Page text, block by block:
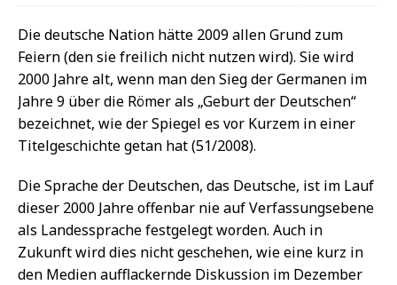
Die deutsche Nation hätte 2009 allen Grund zum
Feiern (den sie freilich nicht nutzen wird). Sie wird
2000 Jahre alt, wenn man den Sieg der Germanen im
Jahre 9 über die Römer als „Geburt der Deutschen“
bezeichnet, wie der Spiegel es vor Kurzem in einer
Titelgeschichte getan hat (51/2008).
Die Sprache der Deutschen, das Deutsche, ist im Lauf
dieser 2000 Jahre offenbar nie auf Verfassungsebene
als Landessprache festgelegt worden. Auch in
Zukunft wird dies nicht geschehen, wie eine kurz in
den Medien aufflackernde Diskussion im Dezember